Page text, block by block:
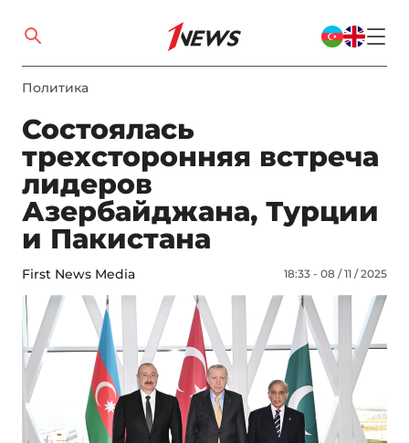
Политика
Состоялась
трехсторонняя встреча
лидеров
Азербайджана, Турции
и Пакистана
First News Media 18:33 - 08 / 11 / 2025